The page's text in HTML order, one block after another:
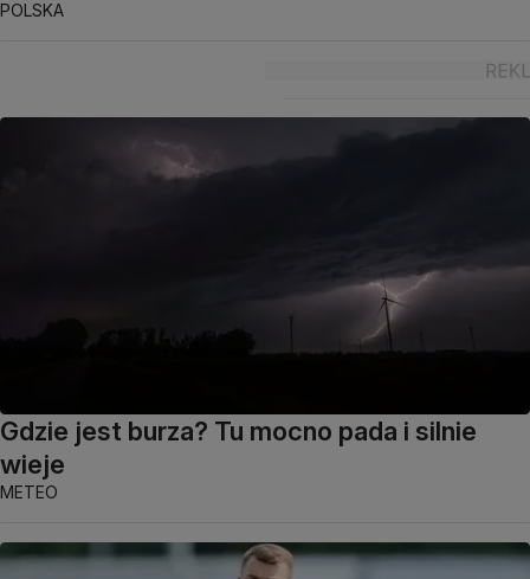
POLSKA
Gdzie jest burza? Tu mocno pada i silnie
wieje
METEO